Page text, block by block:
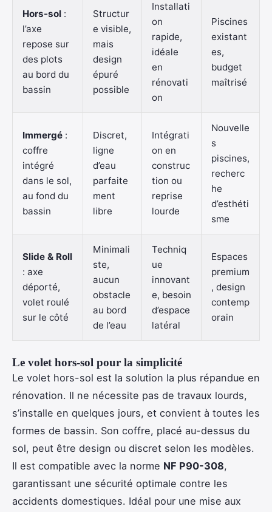
Hors-sol :
l’axe
repose sur
des plots
au bord du
bassin
Structur
e visible,
mais
design
épuré
possible
Installati
on
rapide,
idéale
en
rénovati
on
Piscines
existant
es,
budget
maîtrisé
Immergé :
coffre
intégré
dans le sol,
au fond du
bassin
Discret,
ligne
d’eau
parfaite
ment
libre
Intégrati
on en
construc
tion ou
reprise
lourde
Nouvelle
s
piscines,
recherc
he
d’esthéti
sme
Slide & Roll
: axe
déporté,
volet roulé
sur le côté
Minimali
ste,
aucun
obstacle
au bord
de l’eau
Techniq
ue
innovant
e, besoin
d’espace
latéral
Espaces
premium
, design
contemp
orain
Le volet hors-sol pour la simplicité
Le volet hors-sol est la solution la plus répandue en
rénovation. Il ne nécessite pas de travaux lourds,
s’installe en quelques jours, et convient à toutes les
formes de bassin. Son coffre, placé au-dessus du
sol, peut être design ou discret selon les modèles.
Il est compatible avec la norme NF P90-308,
garantissant une sécurité optimale contre les
accidents domestiques. Idéal pour une mise aux